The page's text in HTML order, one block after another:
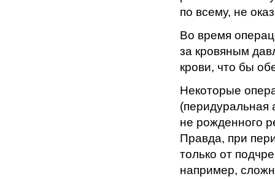
по всему, не
Во время
за кровяным
крови, что бы
Некоторые
(перидуральная
не рожденного
Правда, при
только от
например,